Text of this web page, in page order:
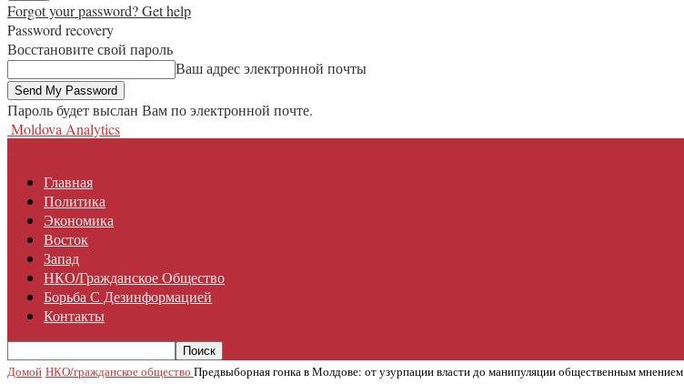
Forgot your password? Get help
Password recovery
Восстановите свой пароль
Ваш адрес электронной почты
Пароль будет выслан Вам по электронной почте.
Moldova Analytics
Главная
Политика
Экономика
Восток
Запад
НКО/гражданское Общество
Борьба С Дезинформацией
Контакты
Домой НКО/гражданское общество Предвыборная гонка в Молдове: от узурпации власти до манипуляции общественным мнением